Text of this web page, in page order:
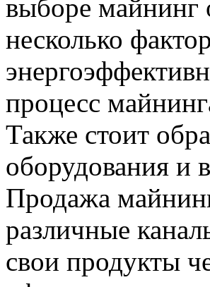
выборе майнинг
несколько
процесс
Также стоит
оборудования и
Продажа
различные
свои продукты